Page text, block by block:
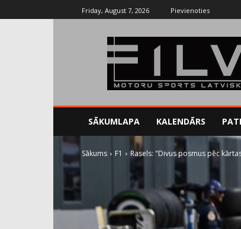
Friday, August 7, 2026 Pievienoties
SĀKUMLAPA KALENDĀRS
Sākums F1 Rasels: "Divus posmus pēc